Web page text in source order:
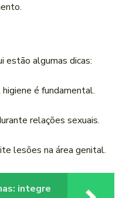
estão algumas dicas:
higiene é fundamental.
relações sexuais.
lesões na área genital.
integre